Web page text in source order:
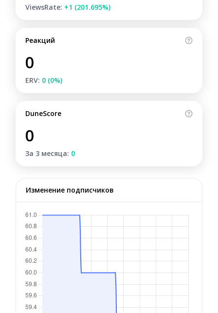
ViewsRate: +1 (201.695%)
Реакций
0
ERV: 0 (0%)
DuneScore
0
За 3 месяца: 0
Изменение подписчиков